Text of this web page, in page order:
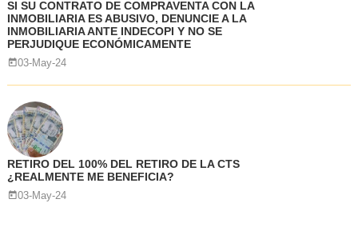
SI SU CONTRATO DE COMPRAVENTA CON LA
INMOBILIARIA ES ABUSIVO, DENUNCIE A LA
INMOBILIARIA ANTE INDECOPI Y NO SE
PERJUDIQUE ECONÓMICAMENTE
03-May-24
RETIRO DEL 100% DEL RETIRO DE LA CTS
¿REALMENTE ME BENEFICIA?
03-May-24